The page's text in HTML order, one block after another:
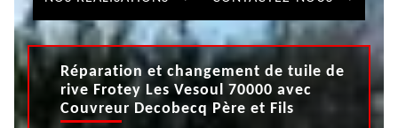
Réparation et changement de tuile de
rive Frotey Les Vesoul 70000 avec
Couvreur Decobecq Père et Fils